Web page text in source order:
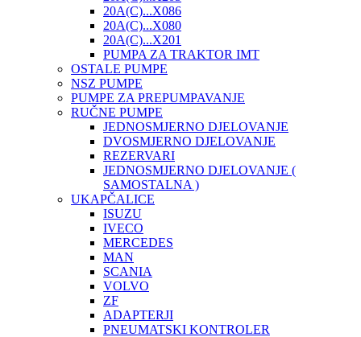
20A(C)...X086
20A(C)...X080
20A(C)...X201
PUMPA ZA TRAKTOR IMT
OSTALE PUMPE
NSZ PUMPE
PUMPE ZA PREPUMPAVANJE
RUČNE PUMPE
JEDNOSMJERNO DJELOVANJE
DVOSMJERNO DJELOVANJE
REZERVARI
JEDNOSMJERNO DJELOVANJE (
SAMOSTALNA )
UKAPČALICE
ISUZU
IVECO
MERCEDES
MAN
SCANIA
VOLVO
ZF
ADAPTERJI
PNEUMATSKI KONTROLER